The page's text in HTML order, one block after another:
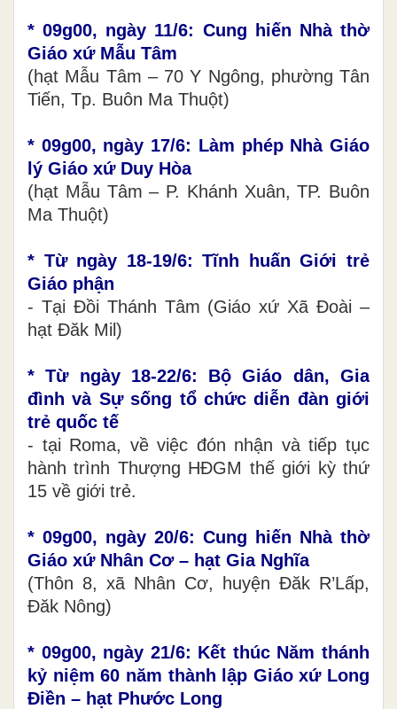
* 09g00, ngày 11/6: Cung hiến Nhà thờ
Giáo xứ Mẫu Tâm
(hạt Mẫu Tâm – 70 Y Ngông, phường Tân
Tiến, Tp. Buôn Ma Thuột)
* 09g00, ngày 17/6: Làm phép Nhà Giáo
lý Giáo xứ Duy Hòa
(hạt Mẫu Tâm – P. Khánh Xuân, TP. Buôn
Ma Thuột)
* Từ ngày 18-19/6: Tĩnh huấn Giới trẻ
Giáo phận
- Tại Đồi Thánh Tâm (Giáo xứ Xã Đoài –
hạt Đăk Mil)
* Từ ngày 18-22/6: Bộ Giáo dân, Gia
đình và Sự sống tổ chức diễn đàn giới
trẻ quốc tế
- tại Roma, về việc đón nhận và tiếp tục
hành trình Thượng HĐGM thế giới kỳ thứ
15 về giới trẻ.
* 09g00, ngày 20/6: Cung hiến Nhà thờ
Giáo xứ Nhân Cơ – hạt Gia Nghĩa
(Thôn 8, xã Nhân Cơ, huyện Đăk R’Lấp,
Đăk Nông)
* 09g00, ngày 21/6: Kết thúc Năm thánh
kỷ niệm 60 năm thành lập Giáo xứ Long
Điền – hạt Phước Long